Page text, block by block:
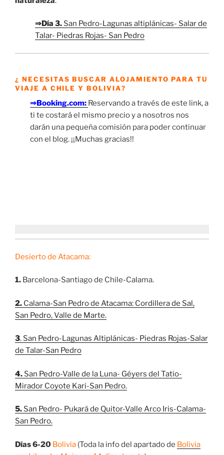
⇒Día 3. San Pedro-Lagunas altiplánicas- Salar de
Talar- Piedras Rojas- San Pedro
¿ NECESITAS BUSCAR ALOJAMIENTO PARA TU
VIAJE A CHILE Y BOLIVIA?
⇒Booking.com: Reservando a través de este link, a
ti te costará el mismo precio y a nosotros nos
darán una pequeña comisión para poder continuar
con el blog. ¡¡Muchas gracias!!
Desierto de Atacama:
1. Barcelona-Santiago de Chile-Calama.
2. Calama-San Pedro de Atacama: Cordillera de Sal,
San Pedro, Valle de Marte.
3. San Pedro-Lagunas Altiplánicas- Piedras Rojas-Salar
de Talar-San Pedro
4. San Pedro-Valle de la Luna- Géyers del Tatio-
Mirador Coyote Kari-San Pedro.
5. San Pedro- Pukará de Quitor-Valle Arco Iris-Calama-
San Pedro.
Días 6-20 Bolivia (Toda la info del apartado de Bolivia